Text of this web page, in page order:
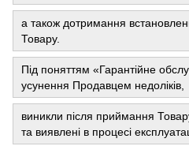
а також дотримання
Товару.
Під поняттям «Гарантійне
усунення Продавцем недоліків,
виникли після приймання
та виявлені в процесі